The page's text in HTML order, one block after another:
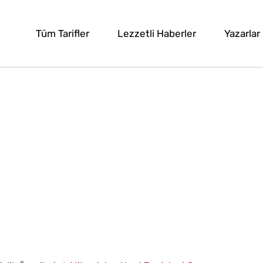
Tüm Tarifler Lezzetli Haberler Yazarlar